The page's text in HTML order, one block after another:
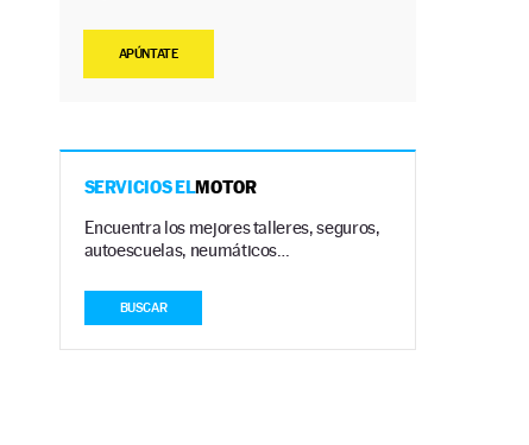
APÚNTATE
SERVICIOS ELMOTOR
Encuentra los mejores talleres, seguros,
autoescuelas, neumáticos…
BUSCAR